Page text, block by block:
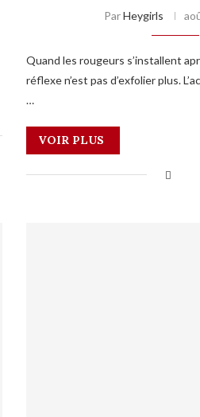
ParHeygirls
Quand les rougeurs s’installent
réflexe n’est pas d’exfolier plus.
…
VOIR PLUS